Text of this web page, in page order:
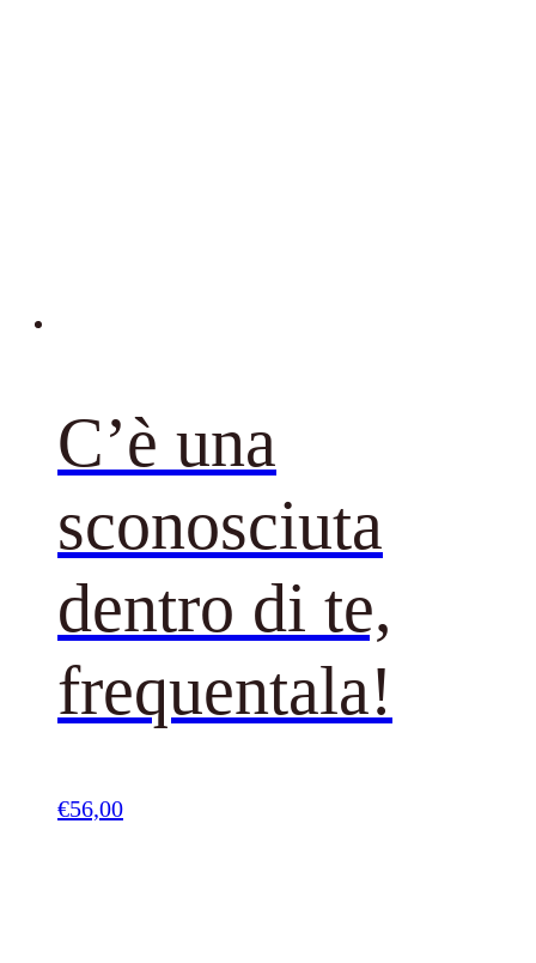
C’è una
sconosciuta
dentro di te,
frequentala!
€56,00